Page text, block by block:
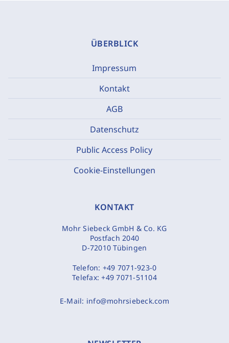
ÜBERBLICK
Impressum
Kontakt
AGB
Datenschutz
Public Access Policy
Cookie-Einstellungen
KONTAKT
Mohr Siebeck GmbH & Co. KG
Postfach 2040
D-72010 Tübingen
Telefon: +49 7071-923-0
Telefax:+49 7071-51104
E-Mail: info@mohrsiebeck.com